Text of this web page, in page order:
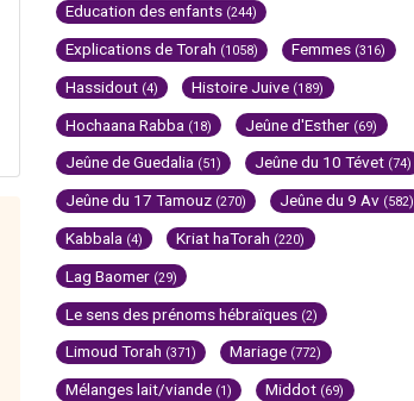
Education des enfants (244)
Explications de Torah (1058) Femmes (316)
Hassidout (4) Histoire Juive (189)
Hochaana Rabba (18) Jeûne d'Esther (69)
Jeûne de Guedalia (51) Jeûne du 10 Tévet (74)
Jeûne du 17 Tamouz (270) Jeûne du 9 Av (582)
Kabbala (4) Kriat haTorah (220)
Lag Baomer (29)
Le sens des prénoms hébraïques (2)
Limoud Torah (371) Mariage (772)
Mélanges lait/viande (1) Middot (69)